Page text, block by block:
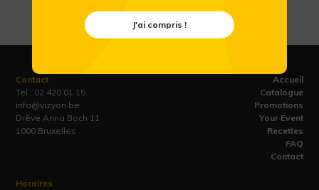
Accueil
Catalogue
Promotions
Your Event
Recettes
FAQ
Contact
Contact
Tel : 02 420 01 15
info@vizyon.be
Drève Anna Boch 11
1000 Bruxelles
Horaires
J'ai compris !